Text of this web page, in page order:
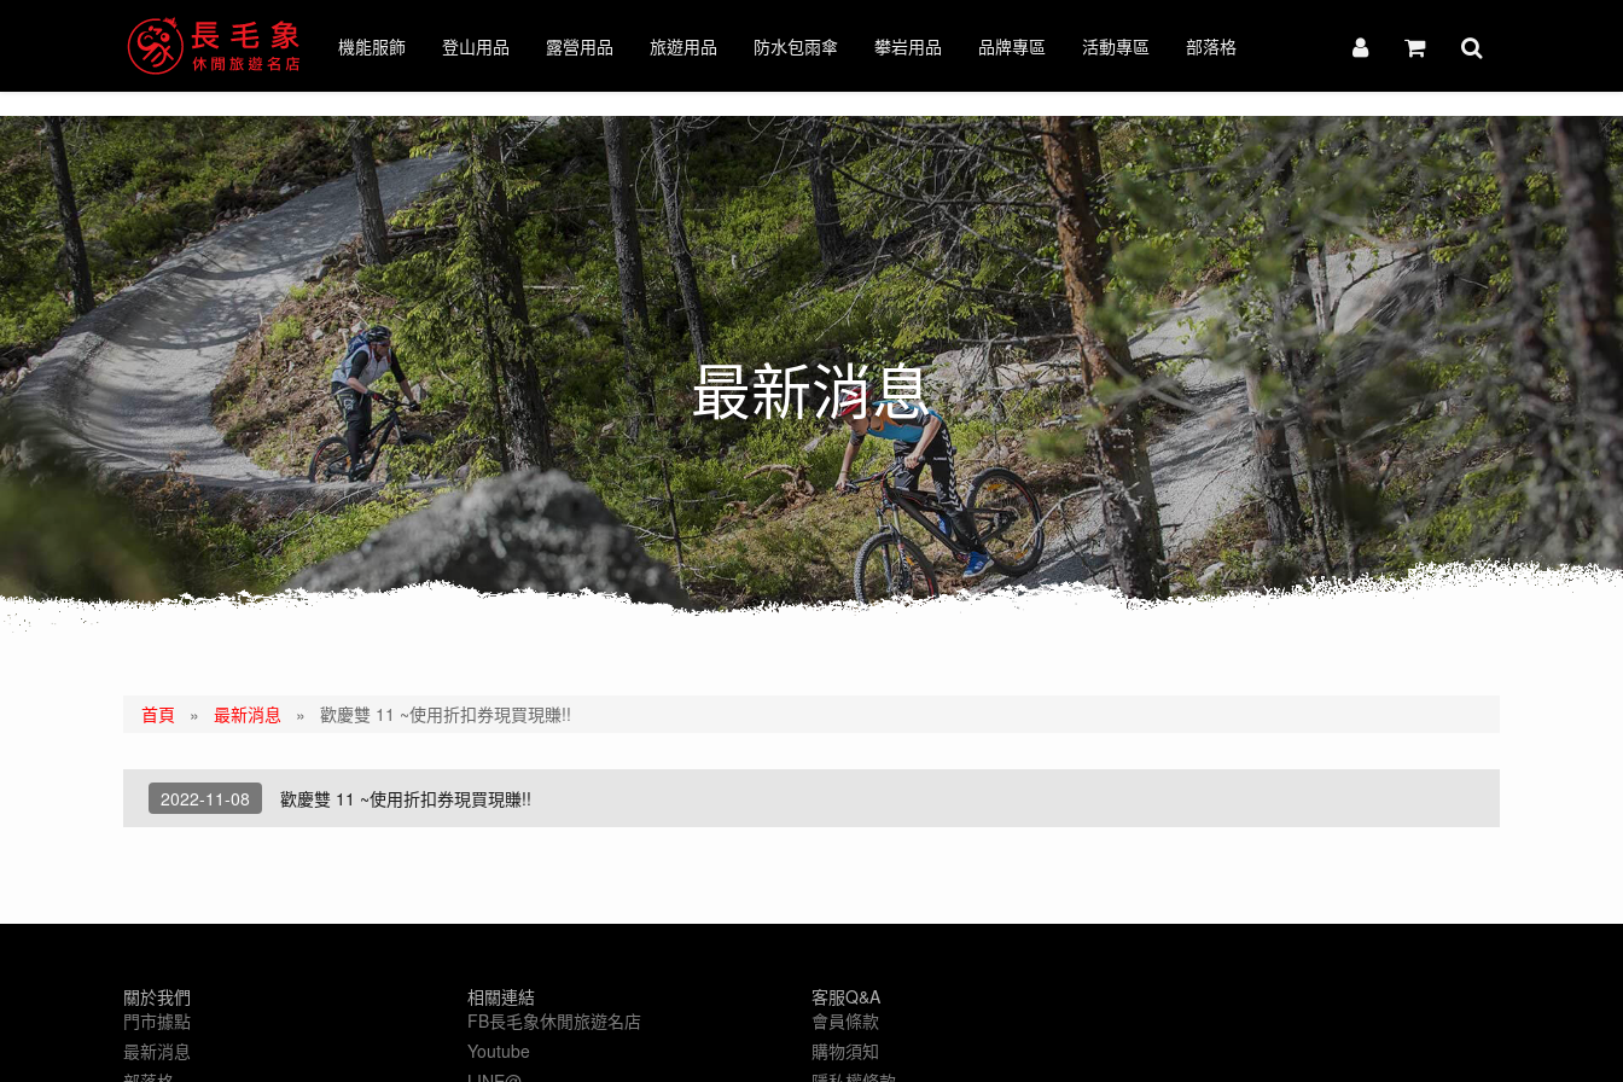
機能服飾
登山用品 露營用品 旅遊用品 防水包雨傘 攀岩用品 品牌專區 活動專區 部落格
最新消息
首頁 » 最新消息 » 歡慶雙 11 ~使用折扣券現買現賺!!
2022-11-08 歡慶雙 11 ~使用折扣券現買現賺!!
關於我們
門市據點
最新消息
相關連結
FB長毛象休閒旅遊名店
Youtube
客服Q&A
會員條款
購物須知